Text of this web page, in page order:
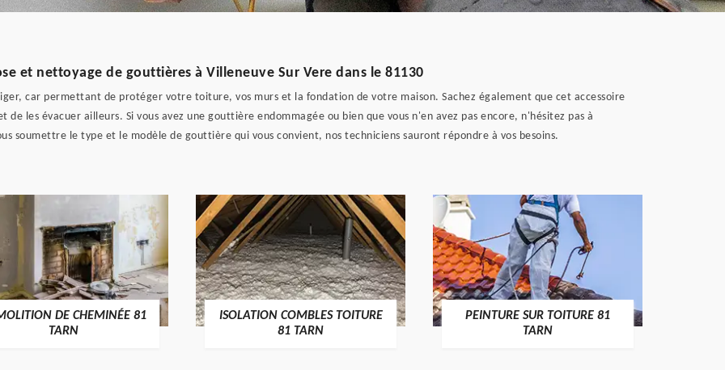
et nettoyage de gouttières à Villeneuve Sur Vere dans le 81130
car permettant de protéger votre toiture, vos murs et la fondation de votre maison. Sachez également que cet accessoire
les évacuer ailleurs. Si vous avez une gouttière endommagée ou bien que vous n'en avez pas encore, n'hésitez pas à
soumettre le type et le modèle de gouttière qui vous convient, nos techniciens sauront répondre à vos besoins.
DE CHEMINÉE 81
TARN
ISOLATION COMBLES TOITURE
81 TARN
PEINTURE SUR TOITURE 81
TARN